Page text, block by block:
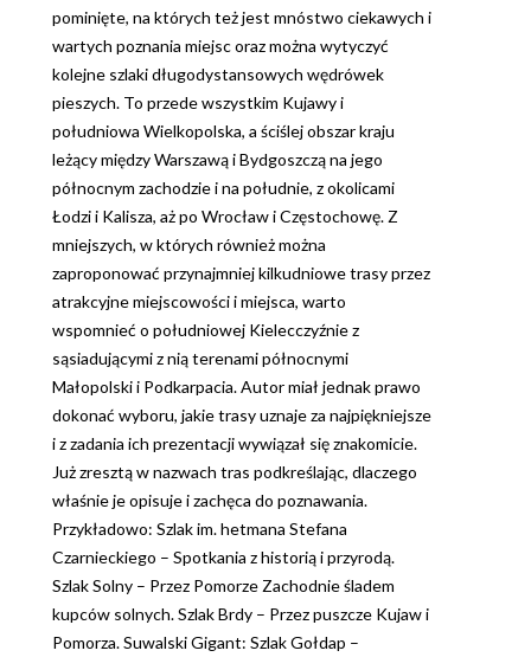
pominięte, na których też jest mnóstwo ciekawych i
wartych poznania miejsc oraz można wytyczyć
kolejne szlaki długodystansowych wędrówek
pieszych. To przede wszystkim Kujawy i
południowa Wielkopolska, a ściślej obszar kraju
leżący między Warszawą i Bydgoszczą na jego
północnym zachodzie i na południe, z okolicami
Łodzi i Kalisza, aż po Wrocław i Częstochowę. Z
mniejszych, w których również można
zaproponować przynajmniej kilkudniowe trasy przez
atrakcyjne miejscowości i miejsca, warto
wspomnieć o południowej Kielecczyźnie z
sąsiadującymi z nią terenami północnymi
Małopolski i Podkarpacia. Autor miał jednak prawo
dokonać wyboru, jakie trasy uznaje za najpiękniejsze
i z zadania ich prezentacji wywiązał się znakomicie.
Już zresztą w nazwach tras podkreślając, dlaczego
właśnie je opisuje i zachęca do poznawania.
Przykładowo: Szlak im. hetmana Stefana
Czarnieckiego – Spotkania z historią i przyrodą.
Szlak Solny – Przez Pomorze Zachodnie śladem
kupców solnych. Szlak Brdy – Przez puszcze Kujaw i
Pomorza. Suwalski Gigant: Szlak Gołdap –